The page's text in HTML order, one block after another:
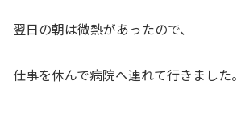
翌日の朝は微熱があったので、
仕事を休んで病院へ連れて行きました。